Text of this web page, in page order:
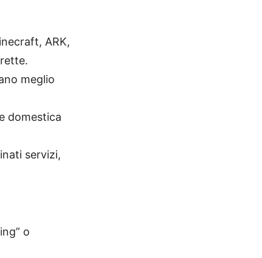
ARK,
meglio
domestica
servizi,
o